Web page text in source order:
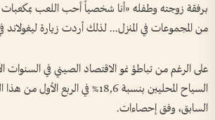
برفقة زوجته وطفله «أنا شخصياً أحب اللعب بمكعبات
من المجموعات في المنزل... لذلك أردت زيارة
على الرغم من تباطؤ نمو الاقتصاد الصيني في السنوات
السياح المحليين بنسبة 18,6% في الربع
السابق، وفق إحصاءات.